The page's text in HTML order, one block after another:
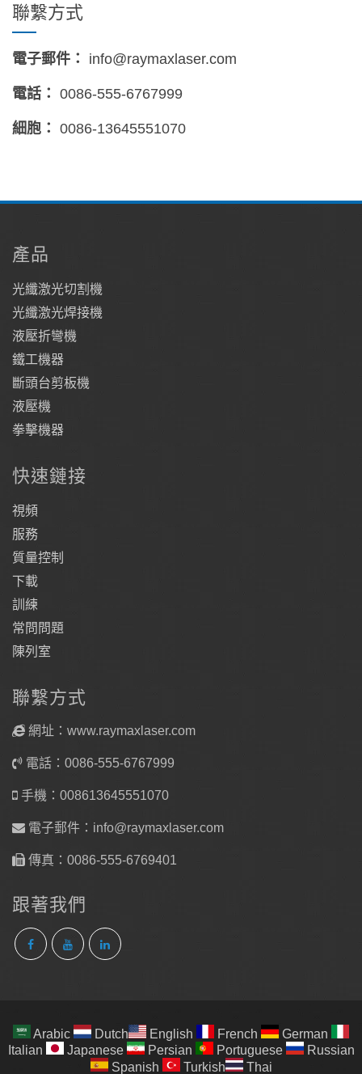
聯繫方式
電子郵件： info@raymaxlaser.com
電話： 0086-555-6767999
細胞： 0086-13645551070
產品
光纖激光切割機
光纖激光焊接機
液壓折彎機
鐵工機器
斷頭台剪板機
液壓機
拳擊機器
快速鏈接
視頻
服務
質量控制
下載
訓練
常問問題
陳列室
聯繫方式
網址：www.raymaxlaser.com
電話：0086-555-6767999
手機：008613645551070
電子郵件： info@raymaxlaser.com
傳真：0086-555-6769401
跟著我們
Arabic Dutch English French
German
Italian
Japanese Persian Portuguese
Russian
Spanish
Turkish Thai